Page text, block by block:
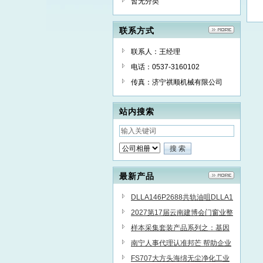
联系方式
联系人：王经理
电话：0537-3160102
传真：济宁祺顺机械有限公司
站内搜索
最新产品
DLLA146P2688共轨油咀DLLA1
52P1563
2027第17届云南建博会门窗业整
装定制智能家居卫浴建材展会
样本采集套装产品系列之：基因
采样套装介绍说明！
南宁人事代理认准邦芒 帮助企业
提高管理效能
FS707大方头海绵无尘净化工业